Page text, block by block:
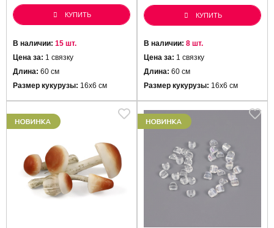
КУПИТЬ
В наличии: 15 шт.
Цена за: 1 связку
Длина: 60 см
Размер кукурузы: 16х6 см
КУПИТЬ
В наличии: 8 шт.
Цена за: 1 связку
Длина: 60 см
Размер кукурузы: 16х6 см